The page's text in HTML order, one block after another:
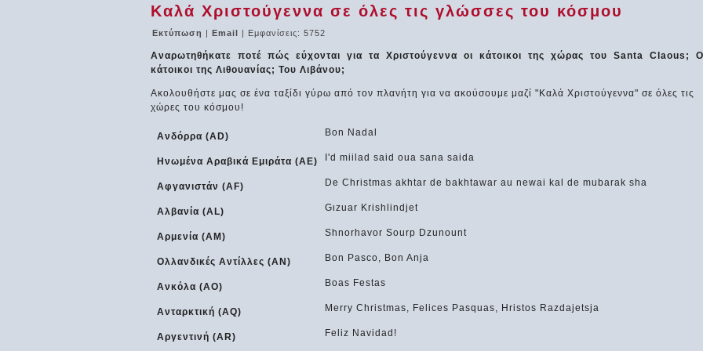
Καλά Χριστούγεννα σε όλες τις γλώσσες του κόσμου
Εκτύπωση | Email | Εμφανίσεις: 5752
Αναρωτηθήκατε ποτέ πώς εύχονται για τα Χριστούγεννα οι κάτοικοι της χώρας του Santa Claous;
κάτοικοι της Λιθουανίας; Του Λιβάνου;
Ακολουθήστε μας σε ένα ταξίδι γύρω από τον πλανήτη για να ακούσουμε μαζί "Καλά Χριστούγεννα" σε όλες τις
χώρες του κόσμου!
Ανδόρρα (AD) Bon Nadal
Ηνωμένα Αραβικά Εμιράτα (AE) I'd miilad said oua sana saida
Αφγανιστάν (AF) De Christmas akhtar de bakhtawar au newai kal de mubarak sha
Αλβανία (AL) Gιzuar Krishlindjet
Αρμενία (AM) Shnorhavor Sourp Dzunount
Ολλανδικές Αντίλλες (AN) Bon Pasco, Bon Anja
Ανκόλα (AO) Boas Festas
Ανταρκτική (AQ) Merry Christmas, Felices Pasquas, Hristos Razdajetsja
Αργεντινή (AR) Feliz Navidad!